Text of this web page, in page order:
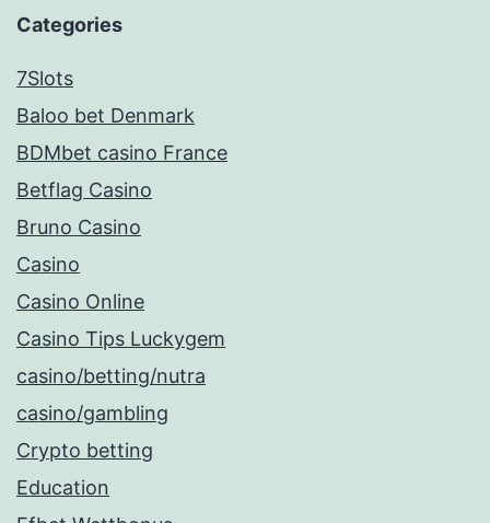
Categories
7Slots
Baloo bet Denmark
BDMbet casino France
Betflag Casino
Bruno Casino
Casino
Casino Online
Casino Tips Luckygem
casino/betting/nutra
casino/gambling
Crypto betting
Education